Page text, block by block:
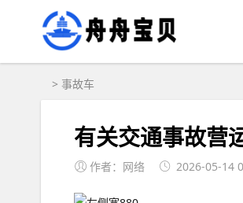
> 事故车
有关交通事故营
作者：网络 2026-05-14